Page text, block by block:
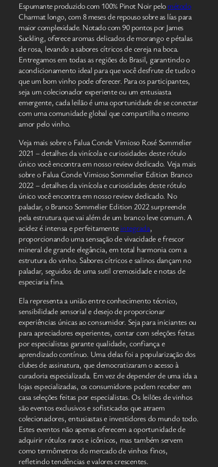
Espumante produzido com 100% Pinot Noir pelométodo
Charmat longo, com 8 meses de repouso sobre as lías para
maior complexidade. Notado com 90 pontos por James
Suckling, oferece aromas delicados de morango e pétalas
de rosa, levando a sabores cítricos de cereja na boca.
Entregamos em todas as regiões do Brasil, garantindo o
acondicionamento ideal para que você desfrute de tudo o
que um bom vinho pode oferecer. Para os participantes,
seja um colecionador experiente ou um entusiasta
emergente, cada leilão é uma oportunidade de se conectar
com uma comunidade global que compartilha o mesmo
amor pelo vinho.
Veja mais sobre o Falua Conde Vimioso Rosé Sommelier
2021 – detalhes da vinícola e curiosidades deste rótulo
único você encontra em nosso review dedicado. Veja mais
sobre o Falua Conde Vimioso Sommelier Edition Branco
2022 – detalhes da vinícola e curiosidades deste rótulo
único você encontra em nosso review dedicado. No
paladar, o Branco Sommelier Edition 2022 surpreende
pela estrutura que vai além de um branco leve comum. A
acidez é intensa e perfeitamenteintegrada,
proporcionando uma sensação de vivacidade e frescor
mineral de grande elegância, em total harmonia com a
estrutura do vinho​. Sabores cítricos e salinos dançam no
paladar, seguidos de uma sutil cremosidade e notas de
especiaria fina.
Ela representa a união entre conhecimento técnico,
sensibilidade sensorial e desejo de proporcionar
experiências únicas ao consumidor. Seja para iniciantes ou
para apreciadores experientes, contar com seleções feitas
por especialistas garante qualidade, confiança e
aprendizado contínuo. Uma delas foi a popularização dos
clubes de assinatura, que democratizaram o acesso à
curadoria especializada. Em vez de depender de uma ida a
lojas especializadas, os consumidores podem receber em
casa seleções feitas por especialistas. Os leilões de vinhos
são eventos exclusivos e sofisticados que atraem
colecionadores, entusiastas e investidores do mundo todo.
Estes eventos não apenas oferecem a oportunidade de
adquirir rótulos raros e icônicos, mas também servem
como termômetros do mercado de vinhos finos,
refletindo tendências e valores crescentes.